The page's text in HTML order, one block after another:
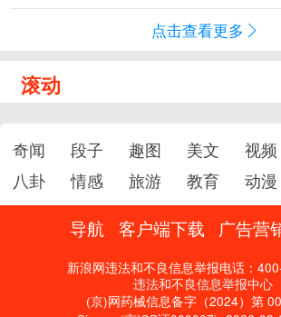
点击查看更多
滚动
奇闻 段子 趣图 美文 视频
八卦
情感 旅游 教育 动漫
导航 客户端下载 广告营
新浪网违法和不良信息举报电话：
违法和不良信息举报中心
(京)网药械信息备字（2024）第